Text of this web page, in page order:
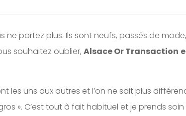
ne portez plus. Ils sont neufs, passés de
souhaitez oublier, Alsace Or Transaction
les uns aux autres et l’on ne sait plus
». C’est tout à fait habituel et je prends